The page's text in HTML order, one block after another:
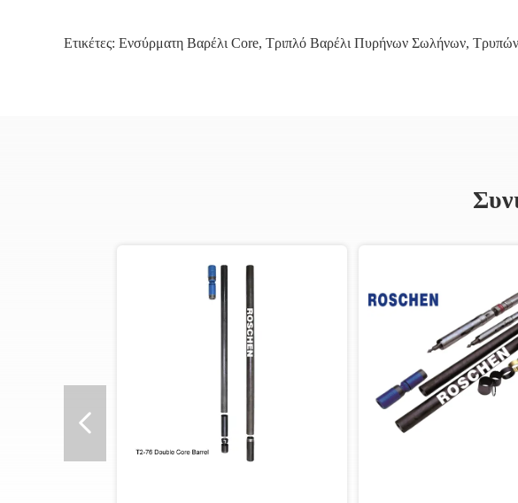
Ετικέτες: Ενσύρματη Βαρέλι Core, Τριπλό Βαρέλι Πυρήνων Σωλήνων,